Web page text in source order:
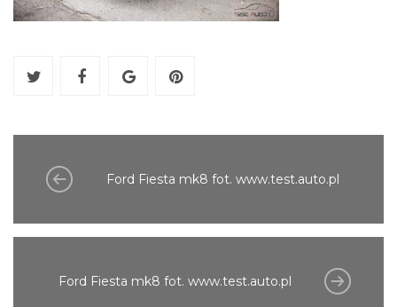
Ford Fiesta mk8 fot. www.test.auto.pl
Ford Fiesta mk8 fot. www.test.auto.pl